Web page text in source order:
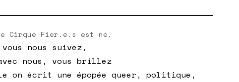
Cirque Fier.e.s est né,
nous suivez,
nous, vous brillez
on écrit une épopée queer, politique,